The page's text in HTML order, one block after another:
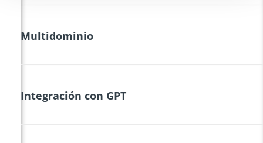
Multidominio
Integración con GPT